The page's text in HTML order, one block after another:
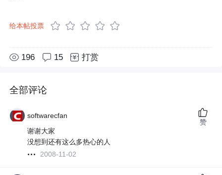
给本帖投票
196 15 打赏
全部评论
softwarecfan
谢谢大家
没想到还有这么多热心的人
2008-11-02
赞